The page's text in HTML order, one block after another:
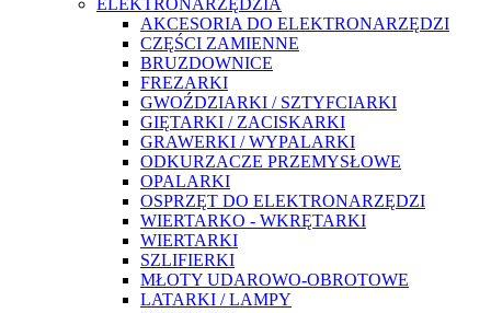
ELEKTRONARZĘDZIA
AKCESORIA DO ELEKTRONARZĘDZI
CZĘŚCI ZAMIENNE
BRUZDOWNICE
FREZARKI
GWOŹDZIARKI / SZTYFCIARKI
GIĘTARKI / ZACISKARKI
GRAWERKI / WYPALARKI
ODKURZACZE PRZEMYSŁOWE
OPALARKI
OSPRZĘT DO ELEKTRONARZĘDZI
WIERTARKO - WKRĘTARKI
WIERTARKI
SZLIFIERKI
MŁOTY UDAROWO-OBROTOWE
LATARKI / LAMPY